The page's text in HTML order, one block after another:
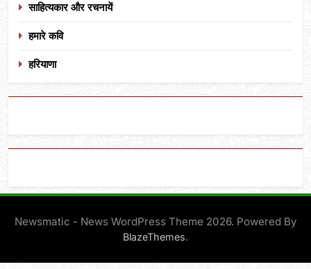
साहित्यकार और रचनायें
हमारे कवि
हरियाणा
Newsmatic - News WordPress Theme 2026. Powered By
BlazeThemes.